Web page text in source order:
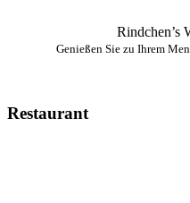
Rindchen’s
Genießen Sie zu Ihrem
Restaurant